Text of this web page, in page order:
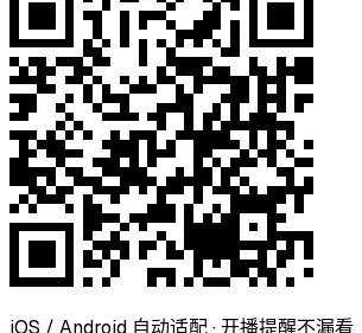
iOS / Android 自动适配 · 开播提醒不漏看